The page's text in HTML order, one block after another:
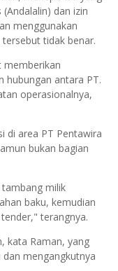
dan izin
menggunakan
tidak benar.
memberikan
hubungan antara PT.
operasionalnya,
di area PT Pentawira
bukan bagian
tambang milik
baku, kemudian
terangnya.
kata Raman, yang
mengangkutnya